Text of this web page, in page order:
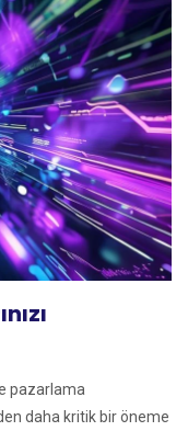
pazarlama
daha kritik bir öneme